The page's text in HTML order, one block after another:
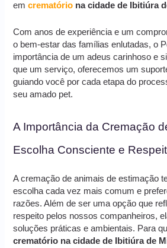
emcrematório na cidade de Ibitiúra
Com anos de experiência e um
o bem-estar das famílias enlutadas, o
importância de um adeus carinhoso e
que um serviço, oferecemos um
guiando você por cada etapa do
seu amado pet.
A Importância da Cremação
Escolha Consciente e
A cremação de animais de estimação
escolha cada vez mais comum e
razões. Além de ser uma opção que
respeito pelos nossos companheiros,
soluções práticas e ambientais. Para
crematório na cidade de Ibitiúra de